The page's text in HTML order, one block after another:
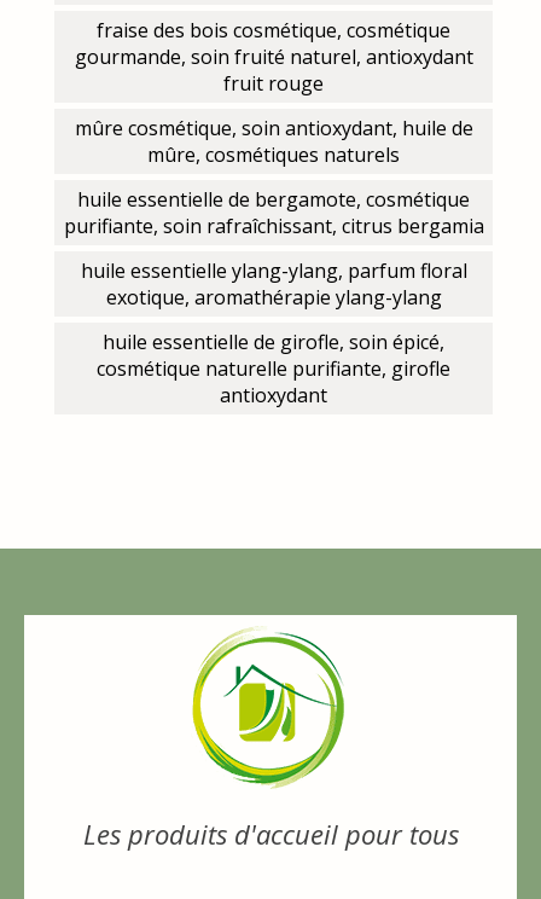
fraise des bois cosmétique, cosmétique
gourmande, soin fruité naturel, antioxydant
fruit rouge
mûre cosmétique, soin antioxydant, huile de
mûre, cosmétiques naturels
huile essentielle de bergamote, cosmétique
purifiante, soin rafraîchissant, citrus bergamia
huile essentielle ylang-ylang, parfum floral
exotique, aromathérapie ylang-ylang
huile essentielle de girofle, soin épicé,
cosmétique naturelle purifiante, girofle
antioxydant
Les produits d'accueil pour tous